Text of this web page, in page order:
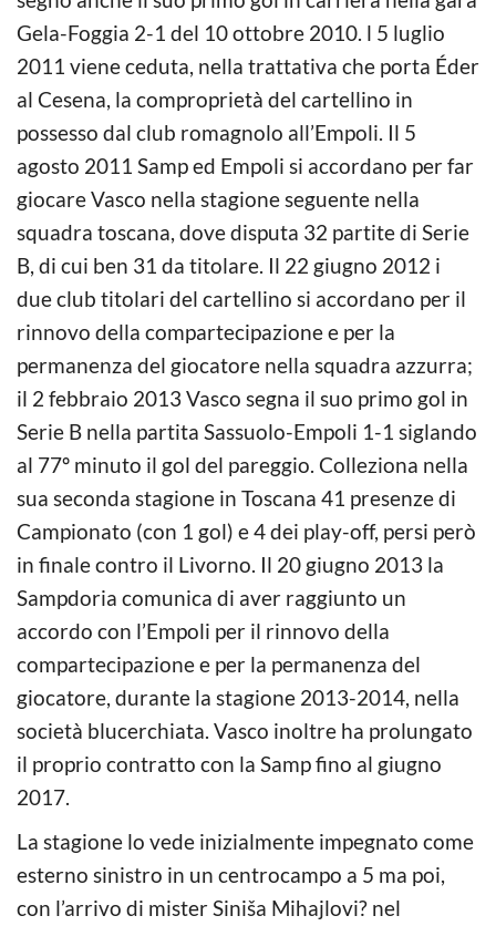
Gela-Foggia 2-1 del 10 ottobre 2010. l 5 luglio
2011 viene ceduta, nella trattativa che porta Éder
al Cesena, la comproprietà del cartellino in
possesso dal club romagnolo all’Empoli. Il 5
agosto 2011 Samp ed Empoli si accordano per far
giocare Vasco nella stagione seguente nella
squadra toscana, dove disputa 32 partite di Serie
B, di cui ben 31 da titolare. Il 22 giugno 2012 i
due club titolari del cartellino si accordano per il
rinnovo della compartecipazione e per la
permanenza del giocatore nella squadra azzurra;
il 2 febbraio 2013 Vasco segna il suo primo gol in
Serie B nella partita Sassuolo-Empoli 1-1 siglando
al 77º minuto il gol del pareggio. Colleziona nella
sua seconda stagione in Toscana 41 presenze di
Campionato (con 1 gol) e 4 dei play-off, persi però
in finale contro il Livorno. Il 20 giugno 2013 la
Sampdoria comunica di aver raggiunto un
accordo con l’Empoli per il rinnovo della
compartecipazione e per la permanenza del
giocatore, durante la stagione 2013-2014, nella
società blucerchiata. Vasco inoltre ha prolungato
il proprio contratto con la Samp fino al giugno
2017.
La stagione lo vede inizialmente impegnato come
esterno sinistro in un centrocampo a 5 ma poi,
con l’arrivo di mister Siniša Mihajlovi? nel